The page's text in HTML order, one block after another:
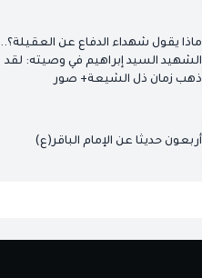
ماذا يقول شهداء الدفاع عن العقيلة؟..
الشهيد السيد إبراهيم في وصيته: لقد
ذهب زمان ذل الشيعة+ صور
أربعون حديثا عن الإمام الباقر(ع)